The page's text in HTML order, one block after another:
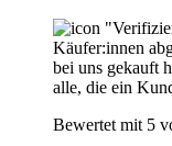
Käufer:innen
bei uns gekauft
alle, die ein
Bewertet mit 5